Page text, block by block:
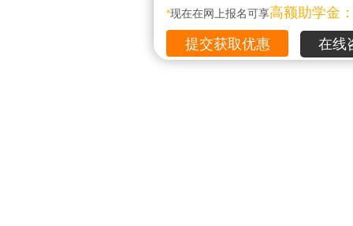
*现在在网上报名可享高额助学金
在线